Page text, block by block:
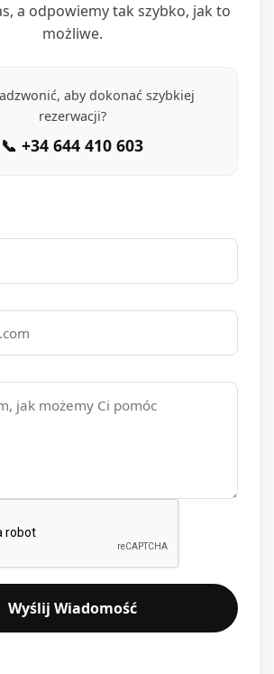
a odpowiemy tak szybko, jak to
możliwe.
aby dokonać szybkiej
rezerwacji?
📞 +34 644 410 603
Wyślij Wiadomość